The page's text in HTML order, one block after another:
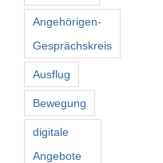
Angehörigen-
Gesprächskreis
Ausflug
Bewegung
digitale
Angebote